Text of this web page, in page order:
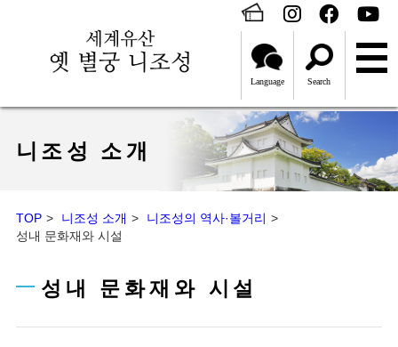
Language Search
니조성 소개
TOP 니조성 소개
니조성의 역사·볼거리
성내 문화재와 시설
성내 문화재와 시설